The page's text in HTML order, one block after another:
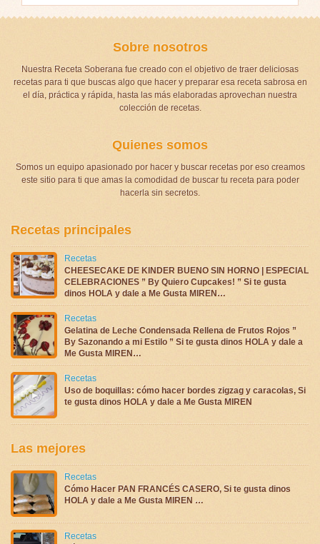
Sobre nosotros
Nuestra Receta Soberana fue creado con el objetivo de traer deliciosas
recetas para ti que buscas algo que hacer y preparar esa receta sabrosa en
el día, práctica y rápida, hasta las más elaboradas aprovechan nuestra
colección de recetas.
Quienes somos
Somos un equipo apasionado por hacer y buscar recetas por eso creamos
este sitio para ti que amas la comodidad de buscar tu receta para poder
hacerla sin secretos.
Recetas principales
Recetas
CHEESECAKE DE KINDER BUENO SIN HORNO | ESPECIAL
CELEBRACIONES ” By Quiero Cupcakes! ” Si te gusta
dinos HOLA y dale a Me Gusta MIREN…
Recetas
Gelatina de Leche Condensada Rellena de Frutos Rojos ”
By Sazonando a mi Estilo ” Si te gusta dinos HOLA y dale a
Me Gusta MIREN…
Recetas
Uso de boquillas: cómo hacer bordes zigzag y caracolas, Si
te gusta dinos HOLA y dale a Me Gusta MIREN
Las mejores
Recetas
Cómo Hacer PAN FRANCÉS CASERO, Si te gusta dinos
HOLA y dale a Me Gusta MIREN …
Recetas